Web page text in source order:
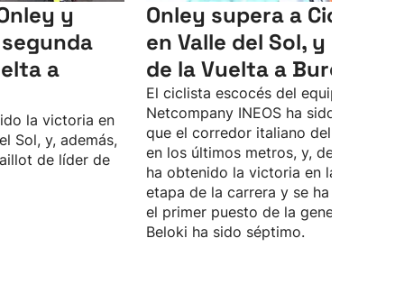
y
a
la victoria en
Sol, y, además,
de líder de
Onley supera a Ciccone
en Valle del Sol, y es
de la Vuelta a Burgos
El ciclista escocés del equipo
Netcompany INEOS ha sido más
que el corredor italiano del Lidl-Trek,
en los últimos metros, y, de esta
ha obtenido la victoria en la segunda
etapa de la carrera y se ha situado en
el primer puesto de la general. Markel
Beloki ha sido séptimo.